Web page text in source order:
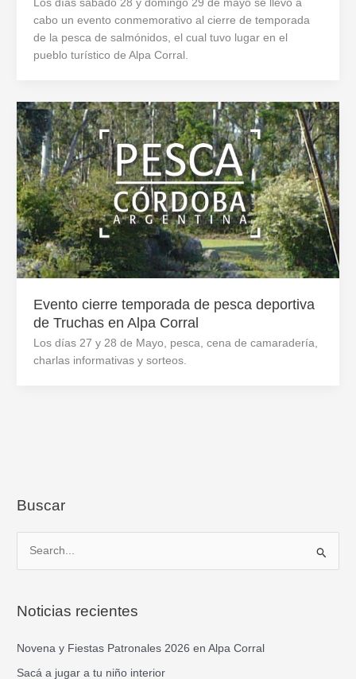
Los días sábado 28 y domingo 29 de mayo se llevó a
cabo un evento conmemorativo al cierre de temporada
de la pesca de salmónidos, el cual tuvo lugar en el
pueblo turístico de Alpa Corral.
Evento cierre temporada de pesca deportiva
de Truchas en Alpa Corral
Los días 27 y 28 de Mayo, pesca, cena de camaradería,
charlas informativas y sorteos.
Buscar
cNoticias recientes
Novena y Fiestas Patronales 2026 en Alpa Corral
Sacá a jugar a tu niño interior